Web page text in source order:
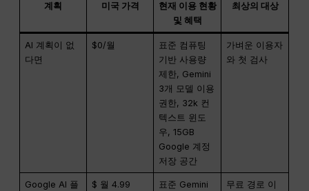
계획 미국 가격
현재 이용 현황
및 혜택
최상의 대상
AI 계획이 없
다면
$0/월
표준 컴퓨팅
기반 사용량
제한, Gemini
3개 모델 이용
권한, 32k 컨
텍스트 윈도
우, 15GB
Google 계정
저장 공간
가벼운 이용자
와 첫 검사
Google AI 플
$ 월 4.99
표준 Gemini
무료 경로 이